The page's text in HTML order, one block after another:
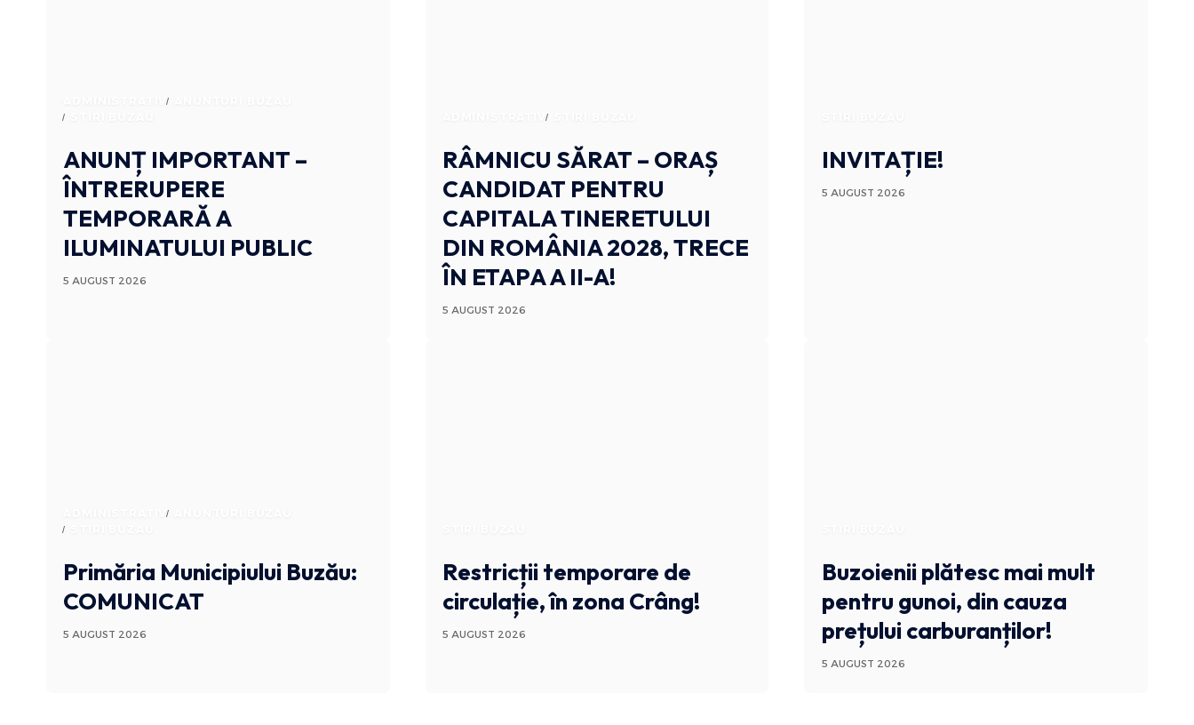
ADMINISTRATIV
ANUNȚ IMPORTANT –
ÎNTRERUPERE
TEMPORARĂ A
ILUMINATULUI PUBLIC
5 AUGUST 2026
ADMINISTRATIV
RÂMNICU SĂRAT – ORAȘ
CANDIDAT PENTRU
CAPITALA TINERETULUI
DIN ROMÂNIA 2028, TRECE
ÎN ETAPA A II-A!
5 AUGUST 2026
INVITAȚIE!
5 AUGUST 2026
ADMINISTRATIV
Primăria Municipiului Buzău:
COMUNICAT
5 AUGUST 2026
Restricții temporare de
circulație, în zona Crâng!
5 AUGUST 2026
Buzoienii plătesc mai mult
pentru gunoi, din cauza
prețului carburanților!
5 AUGUST 2026